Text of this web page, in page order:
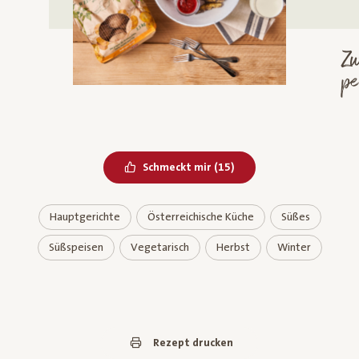
Schmeckt mir Bereits geliked
(15)
Hauptgerichte Österreichische Küche Süßes
Süßspeisen Vegetarisch Herbst Winter
Rezept drucken